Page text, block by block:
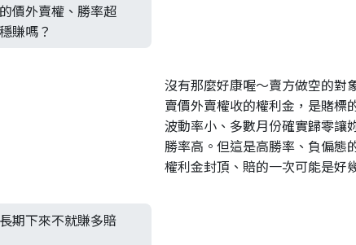
價外賣權、勝率超
賺嗎？
沒有那麼好康喔～賣方做空的對
賣價外賣權收的權利金，是賭標
波動率小、多數月份確實歸零讓
勝率高。但這是高勝率、負偏態
權利金封頂、賠的一次可能是好
期下來不就賺多賠